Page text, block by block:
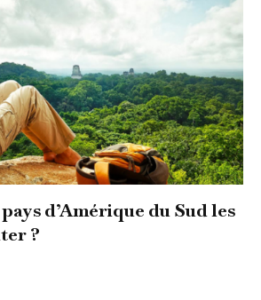
d’Amérique du Sud les
?